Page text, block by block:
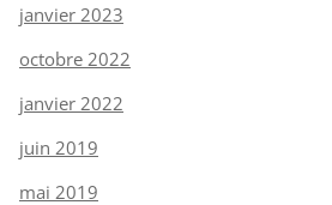
janvier 2023
octobre 2022
janvier 2022
juin 2019
mai 2019